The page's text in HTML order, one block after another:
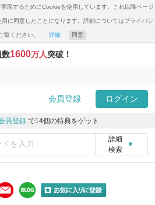
現するためにCookieを使用しています。これ以降ページ
に同意したことになります。詳細についてはプライバシ
覧ください。 詳細 同意
数1600万人突破！
会員登録 ログイン
員登録 で14個の特典をゲット
詳細
検索
▼